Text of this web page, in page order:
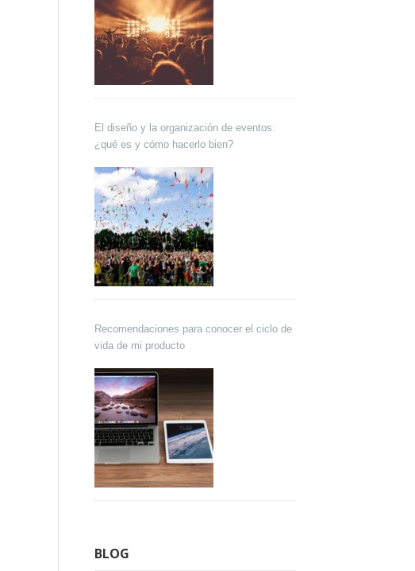
El diseño y la organización de eventos:
¿qué es y cómo hacerlo bien?
Recomendaciones para conocer el ciclo de
vida de mi producto
BLOG